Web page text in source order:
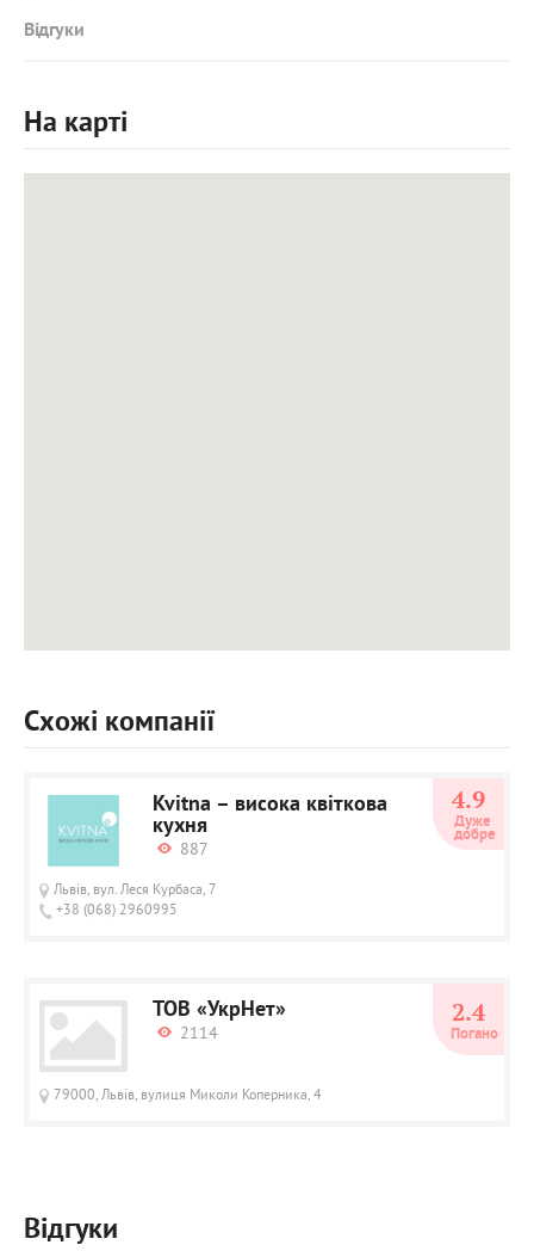
Відгуки
На карті
Схожі компанії
Kvitna – висока квіткова
кухня
887
Львів, вул. Леся Курбаса, 7
+38 (068) 2960995
4.9
Дуже
добре
ТОВ «УкрНет»
2114
79000, Львів, вулиця Миколи Коперника, 4
2.4
Погано
Відгуки